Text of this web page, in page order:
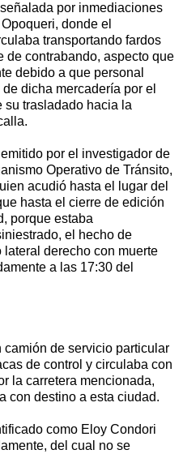
por inmediaciones
donde el
transportando fardos
de contrabando, aspecto que
debido a que personal
dicha mercadería por el
su trasladado hacia la
por el investigador de
Operativo de Tránsito,
acudió hasta el lugar del
hasta el cierre de edición
porque estaba
el hecho de
derecho con muerte
a las 17:30 del
de servicio particular
de control y circulaba con
la carretera mencionada,
con destino a esta ciudad.
como Eloy Condori
del cual no se